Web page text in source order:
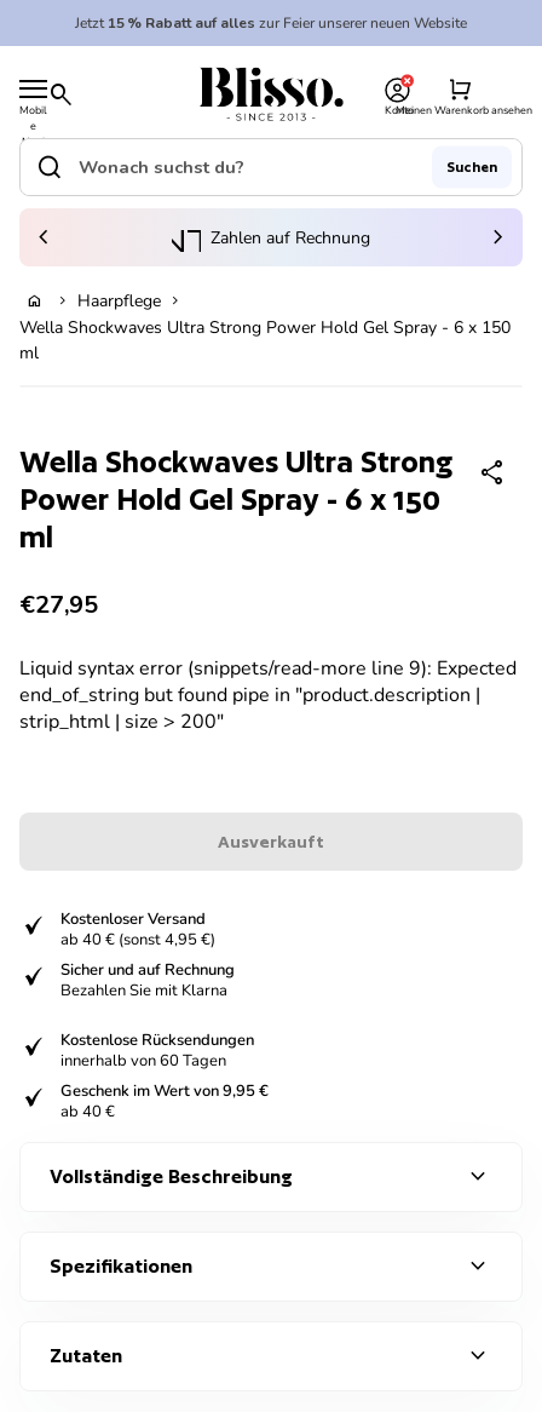
Zum Inhalt springen
Jetzt15 % Rabatt auf alles zur Feier unserer neuen Website
Mobil
e
Navi
gatio
search
Startseite
Konto
Meinen Warenkorb ansehen
shopping_cart
Startseite
Suche"
search Suchen
(Link öffnet in neuem Tab/Fenster)
Zahlen auf Rechnung
chevron_left chevron_right
home chevron_right Haarpflege chevron_right
Wella Shockwaves Ultra Strong Power Hold Gel Spray - 6 x 150
ml
Wella Shockwaves Ultra Strong
Power Hold Gel Spray - 6 x 150
ml
share
Regulärer Preis
€27,95
Liquid syntax error (snippets/read-more line 9): Expected
end_of_string but found pipe in "product.description |
strip_html | size > 200"
Ausverkauft
Kostenloser Versand
ab 40 € (sonst 4,95 €)
Sicher und auf Rechnung
Bezahlen Sie mit Klarna
Kostenlose Rücksendungen
innerhalb von 60 Tagen
Geschenk im Wert von 9,95 €
ab 40 €
Vollständige Beschreibung expand_more
Spezifikationen expand_more
Zutaten expand_more